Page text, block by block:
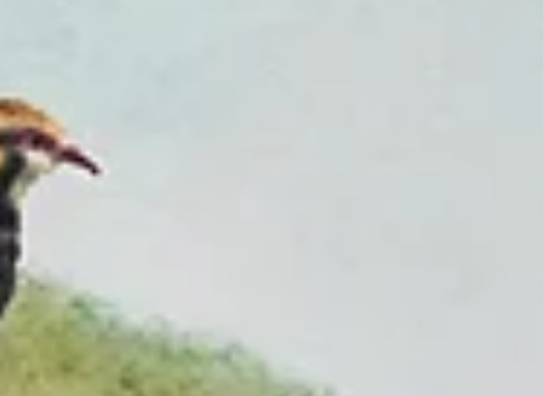
Ben-Charif Lopes
In Waves
Note : 4/5 Nous avons vu In Waves, long-métrage de Phuong Mai
Nguyen, au Festival international du film d'animation d'Annecy
Retour sur une œuvre qui s'intéresse à une histoire d'amour mise